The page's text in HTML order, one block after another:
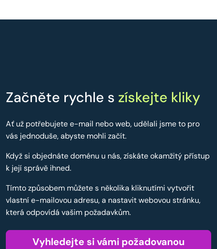
Začněte rychle s získejte kliky
Ať už potřebujete e-mail nebo web, udělali jsme to pro
vás jednoduše, abyste mohli začít.
Když si objednáte doménu u nás, získáte okamžitý přístup
k její správě ihned.
Tímto způsobem můžete s několika kliknutími vytvořit
vlastní e-mailovou adresu, a nastavit webovou stránku,
která odpovídá vašim požadavkům.
Vyhledejte si vámi požadovanou